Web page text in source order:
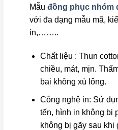
Mẫu đồng phục nhóm
với đa dạng mẫu mã,
in,……..
Chất liệu : Thun
chiều, mát, mịn.
bai không xù lông.
Công nghệ in: Sử
tến, hình in không bị
không bị gãy sau khi